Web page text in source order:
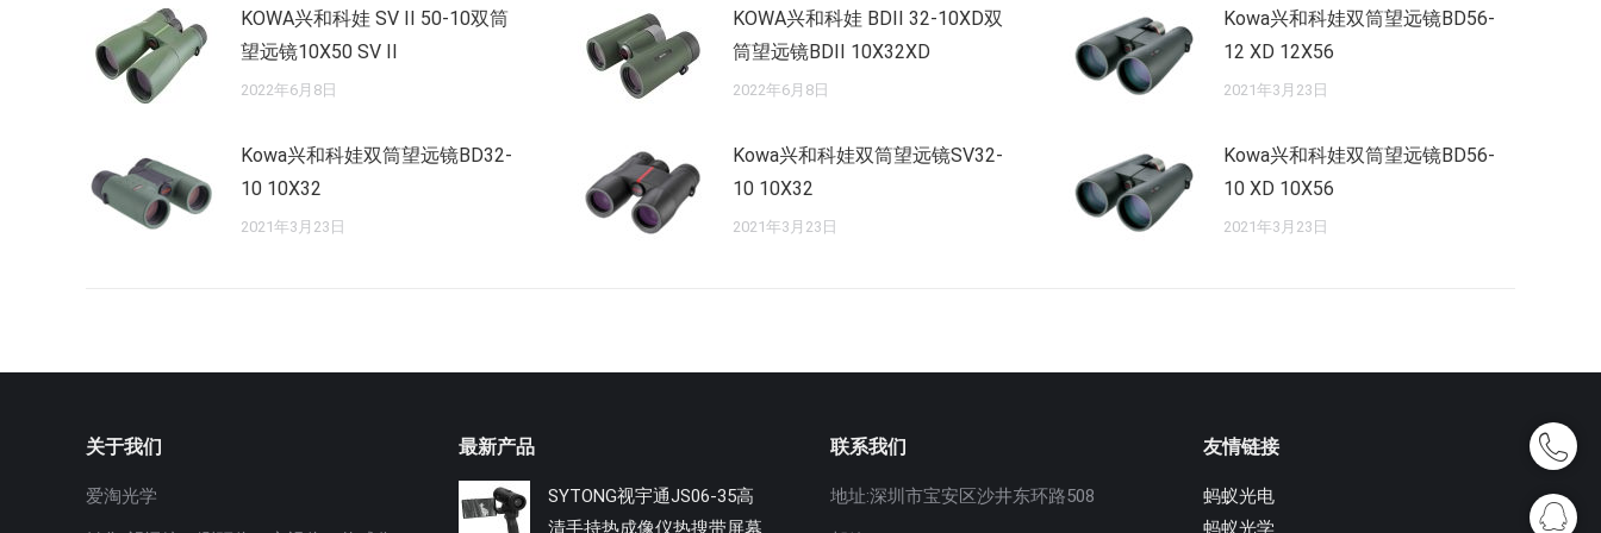
KOWA兴和科娃 SV II 50-10双筒
望远镜10X50 SV II
2022年6月8日
KOWA兴和科娃 BDII 32-10XD双
筒望远镜BDII 10X32XD
2022年6月8日
Kowa兴和科娃双筒望远镜BD56-
12 XD 12X56
2021年3月23日
Kowa兴和科娃双筒望远镜BD32-
10 10X32
2021年3月23日
Kowa兴和科娃双筒望远镜SV32-
10 10X32
2021年3月23日
Kowa兴和科娃双筒望远镜BD56-
10 XD 10X56
2021年3月23日
关于我们
爱淘光学
最新产品
SYTONG视宇通JS06-35高
清手持热成像仪热搜带屏幕
联系我们
地址:深圳市宝安区沙井东环路508
友情链接
蚂蚁光电
蚂蚁光学